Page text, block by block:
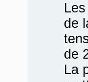
de
de
La